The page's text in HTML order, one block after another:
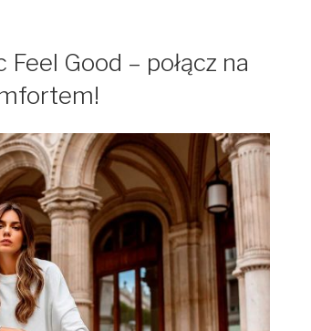
Good – połącz na